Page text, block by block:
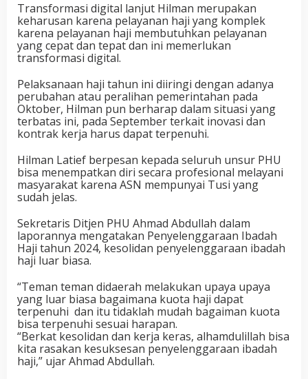
Transformasi digital lanjut Hilman merupakan
keharusan karena pelayanan haji yang komplek
karena pelayanan haji membutuhkan pelayanan
yang cepat dan tepat dan ini memerlukan
transformasi digital.
Pelaksanaan haji tahun ini diiringi dengan adanya
perubahan atau peralihan pemerintahan pada
Oktober, Hilman pun berharap dalam situasi yang
terbatas ini, pada September terkait inovasi dan
kontrak kerja harus dapat terpenuhi.
Hilman Latief berpesan kepada seluruh unsur PHU
bisa menempatkan diri secara profesional melayani
masyarakat karena ASN mempunyai Tusi yang
sudah jelas.
Sekretaris Ditjen PHU Ahmad Abdullah dalam
laporannya mengatakan Penyelenggaraan Ibadah
Haji tahun 2024, kesolidan penyelenggaraan ibadah
haji luar biasa.
“Teman teman didaerah melakukan upaya upaya
yang luar biasa bagaimana kuota haji dapat
terpenuhi dan itu tidaklah mudah bagaiman kuota
bisa terpenuhi sesuai harapan.
“Berkat kesolidan dan kerja keras, alhamdulillah bisa
kita rasakan kesuksesan penyelenggaraan ibadah
haji,” ujar Ahmad Abdullah.